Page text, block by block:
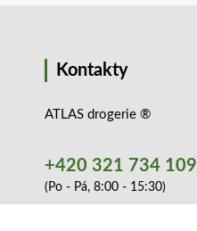
Kontakty
ATLAS drogerie ®
+420 321 734 109
(Po - Pá, 8:00 - 15:30)